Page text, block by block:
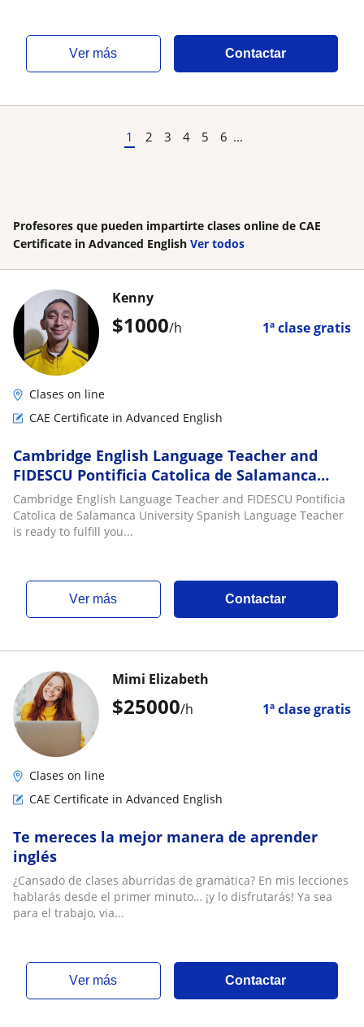
ver más Contactar
1 2 3 4 5 6 ...
Profesores que pueden impartirte clases online de CAE
Certificate in Advanced English Ver todos
$1000/h 1ª clase gratis
Kenny
Clases on line
CAE Certificate in Advanced English
Cambridge English Language Teacher and
FIDESCU Pontificia Catolica de Salamanca
University Spanish Language Teacher is ready
to fu
Cambridge English Language Teacher and FIDESCU Pontificia
Catolica de Salamanca University Spanish Language Teacher
is ready to fulfill you...
ver más Contactar
$25000/h 1ª clase gratis
Mimi Elizabeth
Clases on line
CAE Certificate in Advanced English
Te mereces la mejor manera de aprender
inglés
¿Cansado de clases aburridas de gramática? En mis lecciones
hablarás desde el primer minuto… ¡y lo disfrutarás! Ya sea
para el trabajo, via...
ver más Contactar